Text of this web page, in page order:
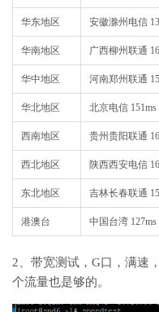
华东地区 安徽滁州电信
华南地区 广西柳州联通
华中地区 河南郑州联通
华北地区 北京电信 151ms
西南地区 贵州贵阳联通
西北地区 陕西西安电信
东北地区 吉林长春联通
港澳台 中国台湾 127ms
2、带宽测试，G口，满速
个流量也是够的。